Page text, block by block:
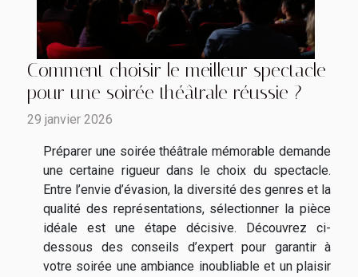
Comment choisir le meilleur spectacle
pour une soirée théâtrale réussie ?
29 janvier 2026
Préparer une soirée théâtrale mémorable demande
une certaine rigueur dans le choix du spectacle.
Entre l’envie d’évasion, la diversité des genres et la
qualité des représentations, sélectionner la pièce
idéale est une étape décisive. Découvrez ci-
dessous des conseils d’expert pour garantir à
votre soirée une ambiance inoubliable et un plaisir